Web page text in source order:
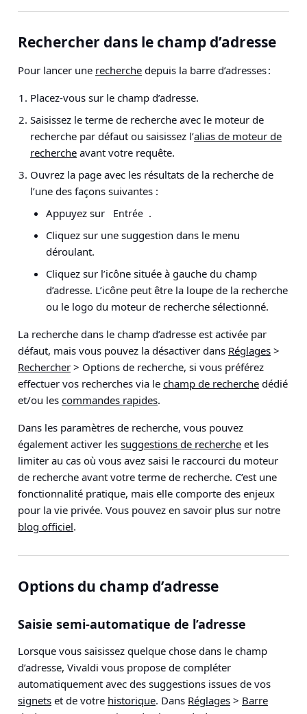
Rechercher dans le champ d’adresse
Pour lancer une recherche depuis la barre d’adresses :
Placez-vous sur le champ d’adresse.
Saisissez le terme de recherche avec le moteur de
recherche par défaut ou saisissez l’alias de moteur de
recherche avant votre requête.
Ouvrez la page avec les résultats de la recherche de
l’une des façons suivantes :
Appuyez sur
Entrée .
Cliquez sur une suggestion dans le menu
déroulant.
Cliquez sur l’icône située à gauche du champ
d’adresse. L’icône peut être la loupe de la recherche
ou le logo du moteur de recherche sélectionné.
La recherche dans le champ d’adresse est activée par
défaut, mais vous pouvez la désactiver dans Réglages >
Rechercher > Options de recherche, si vous préférez
effectuer vos recherches via le champ de recherche dédié
et/ou les commandes rapides.
Dans les paramètres de recherche, vous pouvez
également activer les suggestions de recherche et les
limiter au cas où vous avez saisi le raccourci du moteur
de recherche avant votre terme de recherche. C’est une
fonctionnalité pratique, mais elle comporte des enjeux
pour la vie privée. Vous pouvez en savoir plus sur notre
blog officiel.
Options du champ d’adresse
Saisie semi-automatique de l’adresse
Lorsque vous saisissez quelque chose dans le champ
d’adresse, Vivaldi vous propose de compléter
automatiquement avec des suggestions issues de vos
signets et de votre historique. Dans Réglages > Barre